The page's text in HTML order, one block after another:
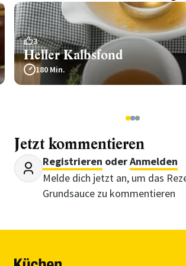
3
Heller Kalbsfond
180 Min.
123
Jetzt kommentieren
Registrieren oderAnmelden
Melde dich jetzt an, um das
Grundsauce zu kommentieren